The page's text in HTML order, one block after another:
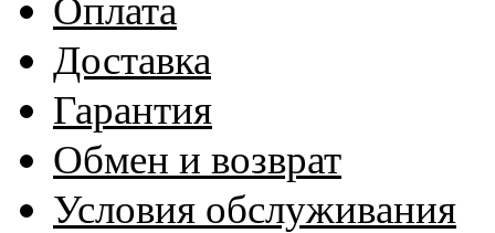
Оплата
Доставка
Гарантия
Обмен и возврат
Условия обслуживания